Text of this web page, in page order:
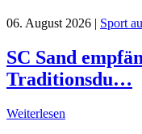
06. August 2026 | Sport
SC Sand
Traditionsdu…
Weiterlesen